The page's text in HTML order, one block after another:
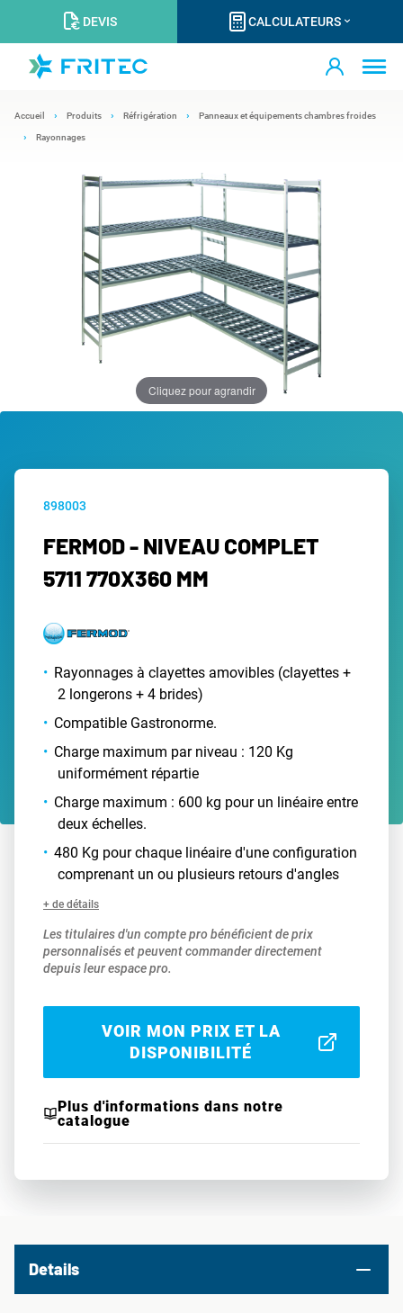
DEVIS CALCULATEURS
Accueil Produits Réfrigération Panneaux et équipements chambres froides
Rayonnages
Cliquez pour agrandir
898003
FERMOD - NIVEAU COMPLET
5711 770X360 MM
Rayonnages à clayettes amovibles (clayettes +
2 longerons + 4 brides)
Compatible Gastronorme.
Charge maximum par niveau : 120 Kg
uniformément répartie
Charge maximum : 600 kg pour un linéaire entre
deux échelles.
480 Kg pour chaque linéaire d'une configuration
comprenant un ou plusieurs retours d'angles
+ de détails
Les titulaires d'un compte pro bénéficient de prix
personnalisés et peuvent commander directement
depuis leur espace pro.
VOIR MON PRIX ET LA
DISPONIBILITÉ
Plus d'informations dans notre
catalogue
Details